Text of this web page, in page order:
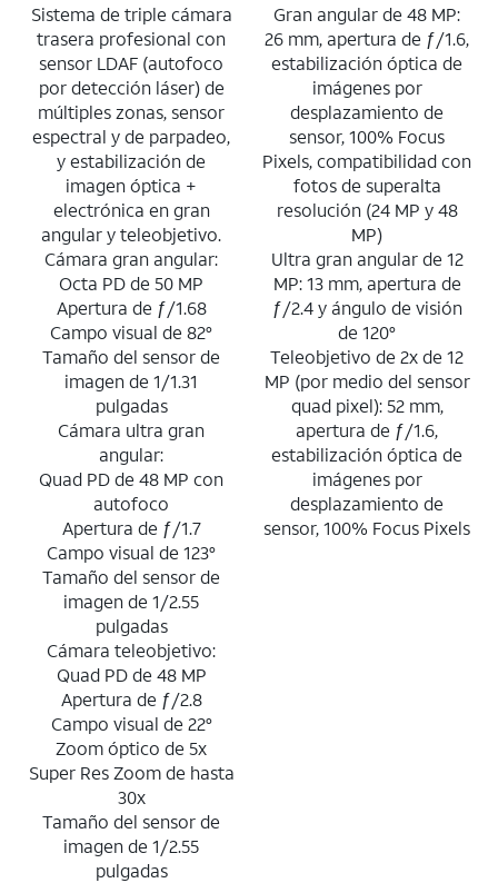
Sistema de triple cámara
trasera profesional con
sensor LDAF (autofoco
por detección láser) de
múltiples zonas, sensor
espectral y de parpadeo,
y estabilización de
imagen óptica +
electrónica en gran
angular y teleobjetivo.
Cámara gran angular:
Octa PD de 50 MP
Apertura de ƒ/1.68
Campo visual de 82°
Tamaño del sensor de
imagen de 1/1.31
pulgadas
Cámara ultra gran
angular:
Quad PD de 48 MP con
autofoco
Apertura de ƒ/1.7
Campo visual de 123°
Tamaño del sensor de
imagen de 1/2.55
pulgadas
Cámara teleobjetivo:
Quad PD de 48 MP
Apertura de ƒ/2.8
Campo visual de 22°
Zoom óptico de 5x
Super Res Zoom de hasta
30x
Tamaño del sensor de
imagen de 1/2.55
pulgadas
Gran angular de 48 MP:
26 mm, apertura de ƒ/1.6,
estabilización óptica de
imágenes por
desplazamiento de
sensor, 100% Focus
Pixels, compatibilidad con
fotos de superalta
resolución (24 MP y 48
MP)
Ultra gran angular de 12
MP: 13 mm, apertura de
ƒ/2.4 y ángulo de visión
de 120°
Teleobjetivo de 2x de 12
MP (por medio del sensor
quad pixel): 52 mm,
apertura de ƒ/1.6,
estabilización óptica de
imágenes por
desplazamiento de
sensor, 100% Focus Pixels